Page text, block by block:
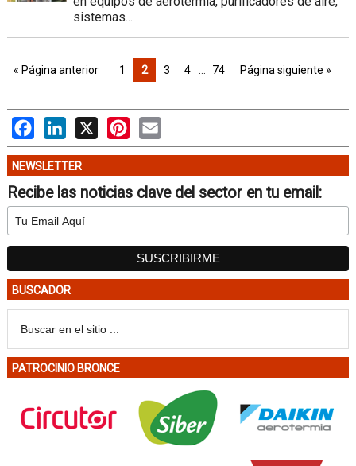
sistemas...
« Página anterior 1 2 3 4 74 Página siguiente »
FacebookLinkedIn
X PinterestEmail
NEWSLETTER
Recibe las noticias clave del sector en tu email:
BUSCADOR
PATROCINIO BRONCE